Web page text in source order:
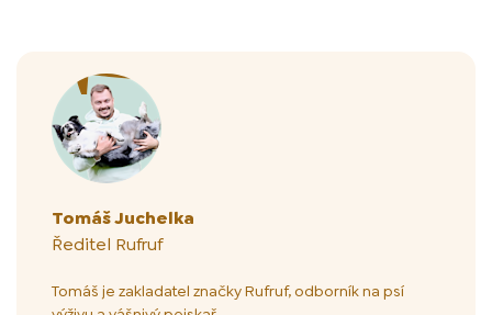
Tomáš Juchelka
Ředitel Rufruf
Tomáš je zakladatel značky Rufruf, odborník na psí